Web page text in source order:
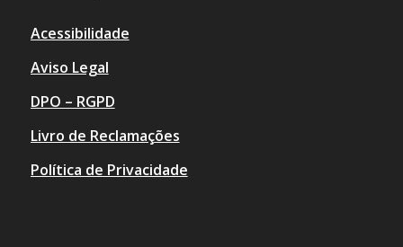
Acessibilidade
Aviso Legal
DPO – RGPD
Livro de Reclamações
Política de Privacidade